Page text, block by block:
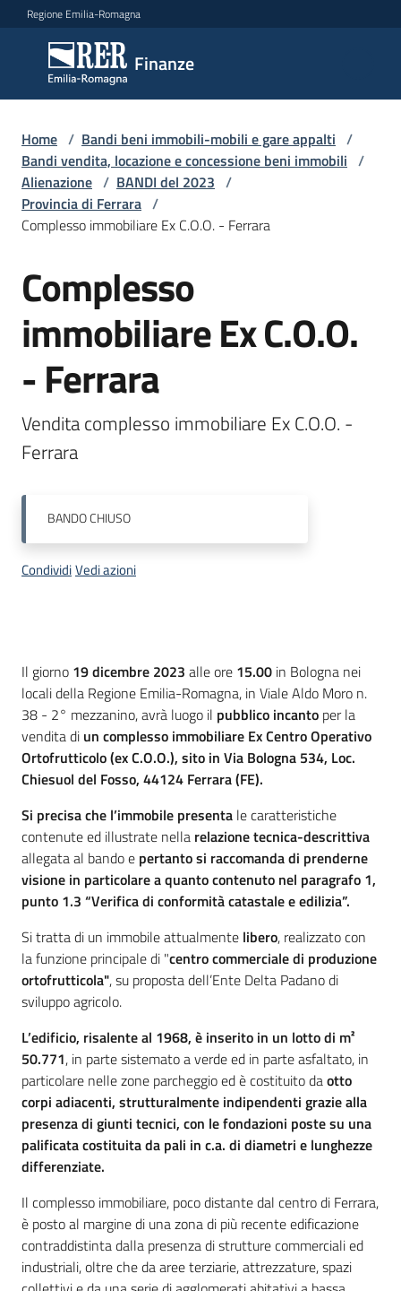
Vai al contenuto
Vai alla navigazione
Vai al footer
Regione Emilia-Romagna
Finanze
Finanze
Argomenti
Novità
Leggi
Atti
Bandi
Piani
Programmi
Progetti
Home / Bandi beni immobili-mobili e gare appalti /
Bandi vendita, locazione e concessione beni immobili /
Alienazione / BANDI del 2023 /
Provincia di Ferrara /
Complesso immobiliare Ex C.O.O. - Ferrara
Salta al contenuto
Complesso
immobiliare Ex C.O.O.
- Ferrara
Vendita complesso immobiliare Ex C.O.O. -
Ferrara
BANDOCHIUSO
CondividiVedi azioni
Descrizione
Il giorno 19 dicembre 2023 alle ore 15.00 in Bologna nei
locali della Regione Emilia-Romagna, in Viale Aldo Moro n.
38 - 2° mezzanino, avrà luogo il pubblico incanto per la
vendita di un complesso immobiliare Ex Centro Operativo
Ortofrutticolo (ex C.O.O.), sito in Via Bologna 534, Loc.
Chiesuol del Fosso, 44124 Ferrara (FE).
Si precisa che l’immobile presenta le caratteristiche
contenute ed illustrate nella relazione tecnica-descrittiva
allegata al bando e pertanto si raccomanda di prenderne
visione in particolare a quanto contenuto nel paragrafo 1,
punto 1.3 “Verifica di conformità catastale e edilizia”.
Si tratta di un immobile attualmente libero, realizzato con
la funzione principale di "centro commerciale di produzione
ortofrutticola", su proposta dell’Ente Delta Padano di
sviluppo agricolo.
L’edificio, risalente al 1968, è inserito in un lotto di m²
50.771, in parte sistemato a verde ed in parte asfaltato, in
particolare nelle zone parcheggio ed è costituito daotto
corpi adiacenti, strutturalmente indipendenti grazie alla
presenza di giunti tecnici, con le fondazioni poste su una
palificata costituita da pali in c.a. di diametri e lunghezze
differenziate.
Il complesso immobiliare, poco distante dal centro di Ferrara,
è posto al margine di una zona di più recente edificazione
contraddistinta dalla presenza di strutture commerciali ed
industriali, oltre che da aree terziarie, attrezzature, spazi